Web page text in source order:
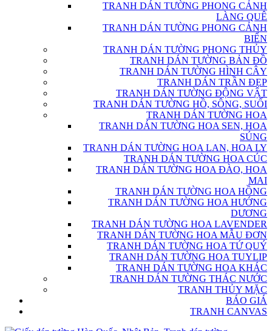
TRANH DÁN TƯỜNG PHONG CẢNH
LÀNG QUÊ
TRANH DÁN TƯỜNG PHONG CẢNH
BIỂN
TRANH DÁN TƯỜNG PHONG THỦY
TRANH DÁN TƯỜNG BẢN ĐỒ
TRANH DÁN TƯỜNG HÌNH CÂY
TRANH DÁN TRẦN ĐẸP
TRANH DÁN TƯỜNG ĐỘNG VẬT
TRANH DÁN TƯỜNG HỒ, SÔNG, SUỐI
TRANH DÁN TƯỜNG HOA
TRANH DÁN TƯỜNG HOA SEN, HOA
SÚNG
TRANH DÁN TƯỜNG HOA LAN, HOA LY
TRANH DÁN TƯỜNG HOA CÚC
TRANH DÁN TƯỜNG HOA ĐÀO, HOA
MAI
TRANH DÁN TƯỜNG HOA HỒNG
TRANH DÁN TƯỜNG HOA HƯỚNG
DƯƠNG
TRANH DÁN TƯỜNG HOA LAVENDER
TRANH DÁN TƯỜNG HOA MẪU ĐƠN
TRANH DÁN TƯỜNG HOA TỨ QUÝ
TRANH DÁN TƯỜNG HOA TUYLIP
TRANH DÁN TƯỜNG HOA KHÁC
TRANH DÁN TƯỜNG THÁC NƯỚC
TRANH THỦY MẶC
BÁO GIÁ
TRANH CANVAS